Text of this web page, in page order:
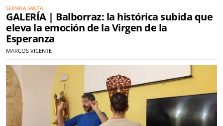
SEMANA SANTA
GALERÍA | Balborraz: la histórica subida que
eleva la emoción de la Virgen de la
Esperanza
MARCOS VICENTE